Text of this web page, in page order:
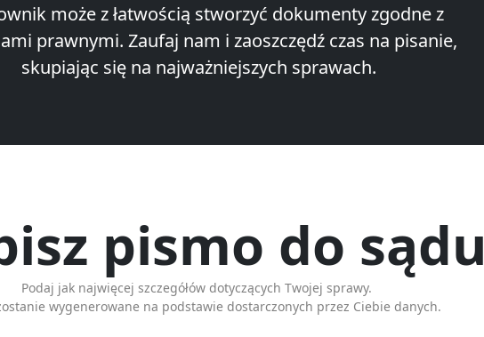
może z łatwością stworzyć dokumenty zgodne z
prawnymi. Zaufaj nam i zaoszczędź czas na pisanie,
skupiając się na najważniejszych sprawach.
pismo do sądu
Podaj jak najwięcej szczegółów dotyczących Twojej sprawy.
wygenerowane na podstawie dostarczonych przez Ciebie danych.